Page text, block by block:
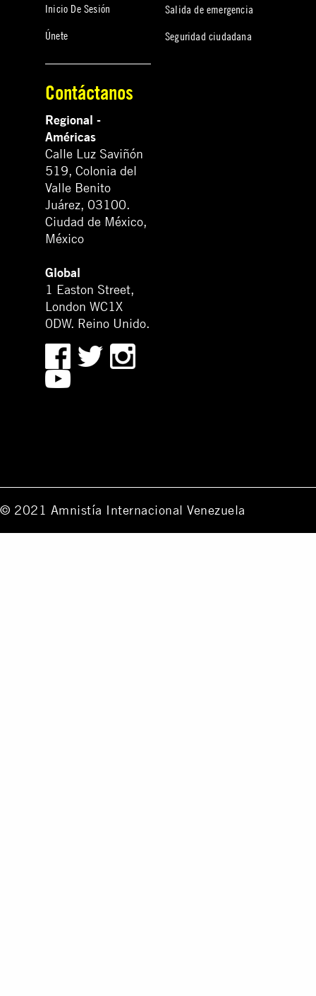
Inicio De Sesión
Únete
Salida de emergencia
Seguridad ciudadana
Contáctanos
Regional -
Américas
Calle Luz Saviñón
519, Colonia del
Valle Benito
Juárez, 03100.
Ciudad de México,
México
Global
1 Easton Street,
London WC1X
0DW. Reino Unido.
© 2021 Amnistía Internacional Venezuela